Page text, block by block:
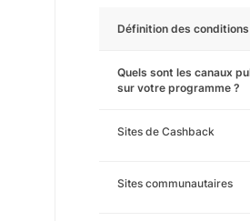
Définition des conditions
Quels sont les canaux
sur votre programme ?
Sites de Cashback
Sites communautaires